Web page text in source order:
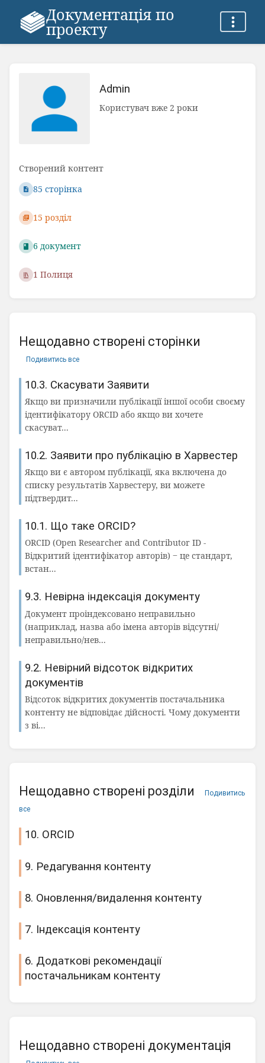
Документація по
проекту
Admin
Користувач вже 2 роки
Створений контент
85 сторінка
15 розділ
6 документ
1 Полиця
Нещодавно створені сторінки
Подивитись все
10.3. Скасувати Заявити
Якщо ви призначили публікації іншої особи своєму
ідентифікатору ORCID або якщо ви хочете
скасуват...
10.2. Заявити про публікацію в Харвестер
Якщо ви є автором публікації, яка включена до
списку результатів Харвестеру, ви можете
підтвердит...
10.1. Що таке ORCID?
ORCID (Open Researcher and Contributor ID -
Відкритий ідентифікатор авторів) ‒ це стандарт,
встан...
9.3. Невірна індексація документу
Документ проіндексовано неправильно
(наприклад, назва або імена авторів відсутні/
неправильно/нев...
9.2. Невірний відсоток відкритих
документів
Відсоток відкритих документів постачальника
контенту не відповідає дійсності. Чому документи
з ві...
Нещодавно створені розділи
Подивитись
все
10. ORCID
9. Редагування контенту
8. Оновлення/видалення контенту
7. Індексація контенту
6. Додаткові рекомендації
постачальникам контенту
Нещодавно створені документація